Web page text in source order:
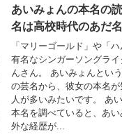
あいみょんの本名の
名は高校時代のあだ
「マリーゴールド」や「
有名なシンガーソングライ
んさん。 あいみょんとい
の芸名から、彼女の本名が
人が多いみたいです。 あ
本名を調べていると、あ
外な経歴が...